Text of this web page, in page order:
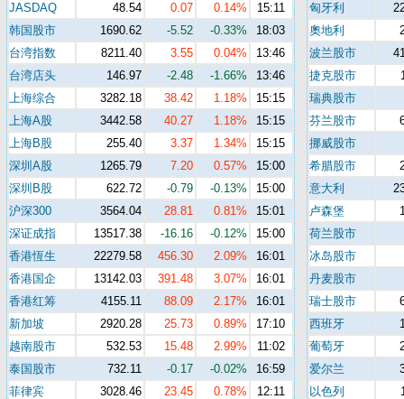
JASDAQ
48.54 0.07 0.14%
15:11
韩国股市
1690.62 -5.52 -0.33%
18:03
台湾指数
8211.40 3.55 0.04%
13:46
台湾店头
146.97 -2.48 -1.66%
13:46
上海综合
3282.18 38.42 1.18%
15:15
上海A股
3442.58 40.27 1.18%
15:15
上海B股
255.40 3.37 1.34%
15:15
深圳A股
1265.79 7.20 0.57%
15:00
深圳B股
622.72 -0.79 -0.13%
15:00
沪深300
3564.04 28.81 0.81%
15:01
深证成指
13517.38 -16.16 -0.12%
15:00
香港恆生
22279.58 456.30 2.09%
16:01
香港国企
13142.03 391.48 3.07%
16:01
香港红筹
4155.11 88.09 2.17%
16:01
新加坡
2920.28 25.73 0.89%
17:10
越南股市
532.53 15.48 2.99%
11:02
泰国股市
732.11 -0.17 -0.02%
16:59
菲律宾
3028.46 23.45 0.78%
12:11
匈牙利
奧地利
波兰股市
捷克股市
瑞典股市
芬兰股市
挪威股市
希腊股市
意大利
卢森堡
荷兰股市
冰岛股市
丹麦股市
瑞士股市
西班牙
葡萄牙
爱尔兰
以色列